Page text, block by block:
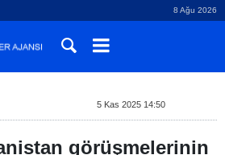
8 Ağu 2026
5 Kas 2025 14:50
görüşmelerinin